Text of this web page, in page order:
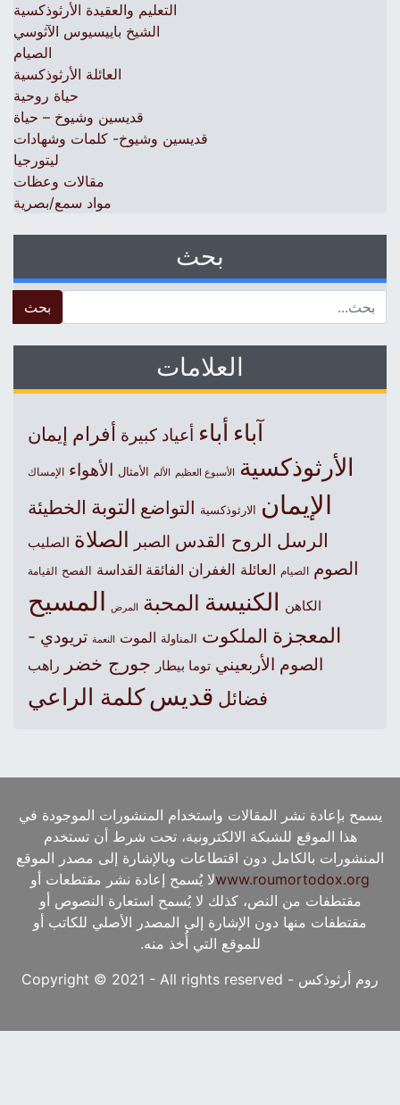
التعليم والعقيدة الأرثوذكسية
الشيخ باييسيوس الآثوسي
الصيام
العائلة الأرثوذكسية
حياة روحية
قديسين وشيوخ – حياة
قديسين وشيوخ- كلمات وشهادات
ليتورجيا
مقالات وعظات
مواد سمع/بصرية
بحث
العلامات
آباءأباء أعياد كبيرة أفرام إيمان
الأرثوذكسية الأسبوع العظيم الألم الأمثال الأهواء الإمساك
الإيمان الارثوذكسية التواضع التوبة الخطيئة
الرسل الروح القدس الصبر الصلاة الصليب
الصوم الصيام العائلة الغفران الفائقة القداسة الفصح القيامة
الكاهن الكنيسةالمحبة المرض المسيح
المعجزة الملكوت المناولة الموت النعمة تريودي -
الصوم الأربعيني توما بيطار جورج خضر راهب
فضائل قديس كلمة الراعي
يسمح بإعادة نشر المقالات واستخدام المنشورات الموجودة في
هذا الموقع للشبكة الالكترونية، تحت شرط أن تستخدم
المنشورات بالكامل دون اقتطاعات وبالإشارة إلى مصدر الموقع
www.roumortodox.orgلا يُسمح إعادة نشر مقتطعات أو
مقتطفات من النص، كذلك لا يُسمح استعارة النصوص أو
مقتطفات منها دون الإشارة إلى المصدر الأصلي للكاتب أو
للموقع التي أُخذ منه.
روم أرثوذكس - Copyright © 2021 - All rights reserved